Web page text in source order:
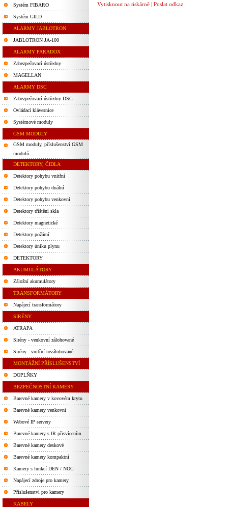
Systém FIBARO
Systém GILD
ALARMY JABLOTRON
JABLOTRON JA-100
ALARMY PARADOX
Zabezpečovací ústředny
MAGELLAN
ALARMY DSC
Zabezpečovací ústředny DSC
Ovládací klávesnice
Systémové moduly
GSM MODULY
GSM moduly, příslušenství GSM
modulů
DETEKTORY, ČIDLA
Detektory pohybu vnitřní
Detektory pohybu duální
Detektory pohybu venkovní
Detektory tříštění skla
Detektory magnetické
Detektory požární
Detektory úniku plynu
DETEKTORY
AKUMULÁTORY
Záložní akumulátory
TRANSFORMÁTORY
Napájecí transformátory
SIRÉNY
ATRAPA
Sirény - venkovní zálohované
Sirény - vnitřní nezálohované
MONTÁŽNÍ PŘÍSLUŠENSTVÍ
DOPLŇKY
BEZPEČNOSTNÍ KAMERY
Barevné kamery v kovovém krytu
Barevné kamery venkovní
Webové IP servery
Barevné kamery s IR přisvícením
Barevné kamery deskové
Barevné kamery kompaktní
Kamery s funkcí DEN / NOC
Napájecí zdroje pro kamery
Příslušenství pro kamery
KABELY
Vytisknout na tiskárně | Poslat odkaz